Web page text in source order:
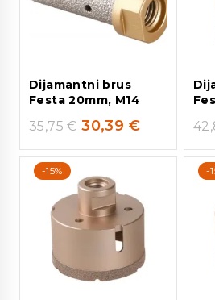
Dijamantni brus
Festa 20mm, M14
35,75€ 30,39 €
-15% -